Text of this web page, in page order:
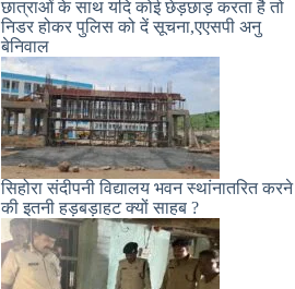
छात्राओं के साथ यदि कोई छेड़छाड़ करता है तो
निडर होकर पुलिस को दें सूचना,एएसपी अनु
बेनिवाल
सिहोरा संदीपनी विद्यालय भवन स्थांनातरित करने
की इतनी हड़बड़ाहट क्यों साहब ?